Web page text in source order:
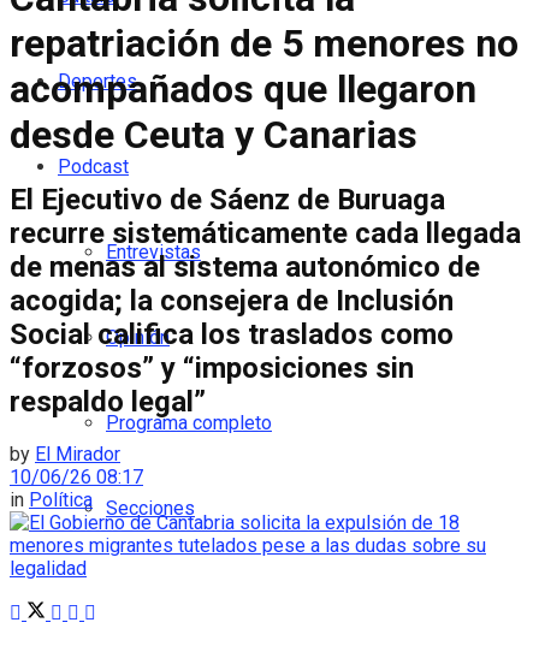
Deportes
Podcast
Entrevistas
Opinión
Programa completo
Secciones
repatriación de 5 menores no
acompañados que llegaron
desde Ceuta y Canarias
El Ejecutivo de Sáenz de Buruaga
recurre sistemáticamente cada llegada
de menas al sistema autonómico de
acogida; la consejera de Inclusión
Social califica los traslados como
“forzosos” y “imposiciones sin
respaldo legal”
by El Mirador
10/06/26 08:17
in Política